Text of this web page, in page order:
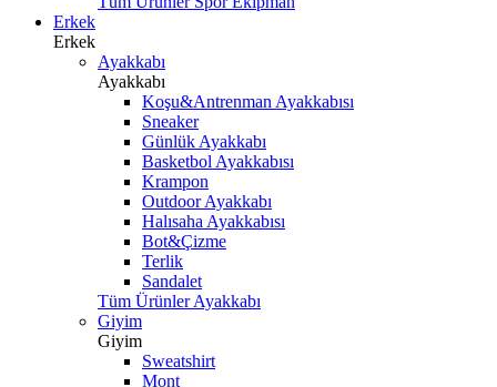
Erkek
Erkek
Ayakkabı
Ayakkabı
Koşu&Antrenman Ayakkabısı
Sneaker
Günlük Ayakkabı
Basketbol Ayakkabısı
Krampon
Outdoor Ayakkabı
Halısaha Ayakkabısı
Bot&Çizme
Terlik
Sandalet
Tüm Ürünler Ayakkabı
Giyim
Giyim
Sweatshirt
Mont